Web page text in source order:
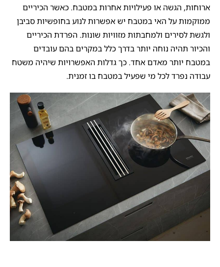
ארוחות, הגשה או פעילויות אחרות במטבח. כאשר הכיריים
ממוקמות על האי במטבח יש אפשרות לנוע בחופשיות סביבן
ולגשת לסירים ולמחבתות מזוויות שונות. הפרדת הכיריים
והכיור תהיה נוחה יותר בדרך כלל במקרים בהם עובדים
במטבח יותר מאדם אחד. כך גדלות האפשרויות שיהיה משטח
עבודה נפרד לכל מי שפעיל במטבח בו זמנית.